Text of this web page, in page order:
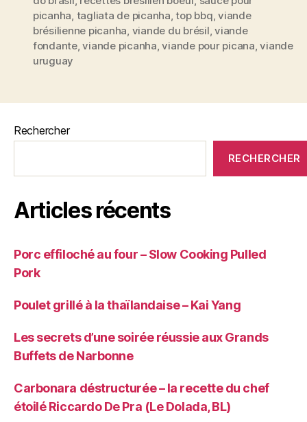
picanha tagliata de picanha ,top bbq ,viande
brésilienne picanha viande du brésil ,viande
fondante,viande picanha ,viande pour picana ,viande
uruguay
Rechercher
RECHERCHER
Articles récents
Porc effiloché au four – Slow Cooking Pulled
Pork
Poulet grillé à la thaïlandaise – Kai Yang
Les secrets d’une soirée réussie aux Grands
Buffets de Narbonne
Carbonara déstructurée – la recette du chef
étoilé Riccardo De Pra (Le Dolada, BL)